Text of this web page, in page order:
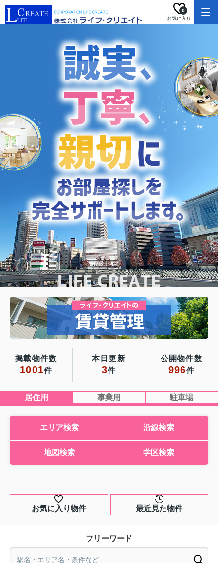
お気に入り
0
掲載物件数
1001件
本日更新
3件
公開物件数
996件
居住用 事業用 駐車場
エリア検索 沿線検索
地図検索 学区検索
お気に入り物件 最近見た物件
フリーワード